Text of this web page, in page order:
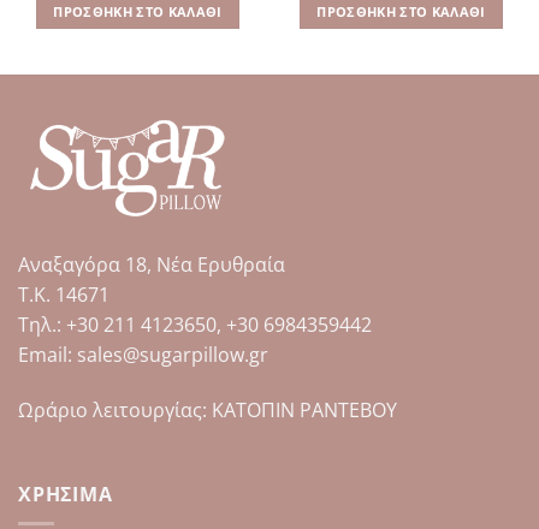
ΠΡΟΣΘΉΚΗ ΣΤΟ ΚΑΛΆΘΙ ΠΡΟΣΘΉΚΗ ΣΤΟ ΚΑΛΆΘΙ
Αναξαγόρα 18, Νέα Ερυθραία
Τ.Κ. 14671
Tηλ.: +30 211 4123650, +30 6984359442
Email: sales@sugarpillow.gr
Ωράριο λειτουργίας: ΚΑΤΟΠΙΝ ΡΑΝΤΕΒΟΥ
ΧΡΉΣΙΜΑ